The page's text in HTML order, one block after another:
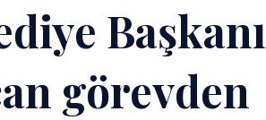
görevden